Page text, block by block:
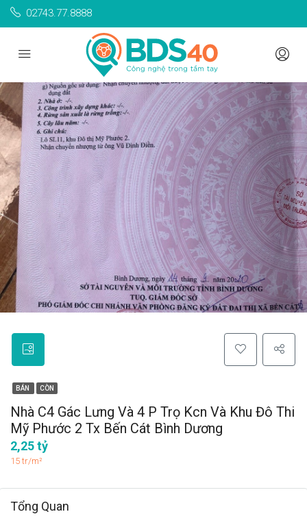
02743.77.8888
BÁN CÒN
Nhà C4 Gác Lưng Và 4 P Trọ Kcn Và Khu Đô Thi
Mỹ Phước 2 Tx Bến Cát Bình Dương
2,25 tỷ
15 tr/m²
Tổng Quan